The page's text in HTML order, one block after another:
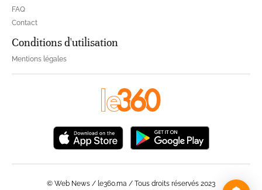
FAQ
Contact
Conditions d'utilisation
Mentions légales
© Web News / le360.ma / Tous droits réservés 2023